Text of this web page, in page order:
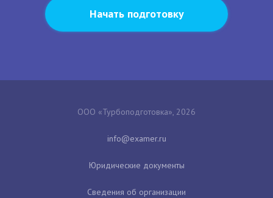
Начать подготовку
ООО «Турбоподготовка», 2026
Юридические документы
Сведения об организации